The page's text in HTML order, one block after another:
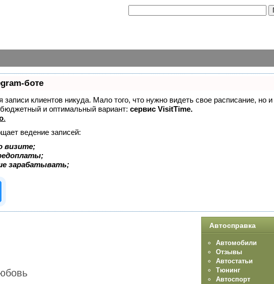
боте
клиентов никуда. Мало того, что нужно видеть свое расписание, но и
и оптимальный вариант: сервис VisitTime.
.
ведение записей:
визите;
зарабатывать;
Автосправка
Автомобили
Отзывы
Автостатьи
Тюнинг
Автоспорт